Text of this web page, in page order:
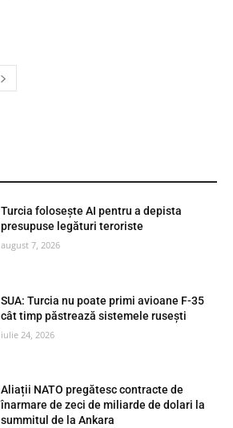
Turcia folosește AI pentru a depista
presupuse legături teroriste
august 7, 2026
SUA: Turcia nu poate primi avioane F-35
cât timp păstrează sistemele rusești
iulie 24, 2026
Aliații NATO pregătesc contracte de
înarmare de zeci de miliarde de dolari la
summitul de la Ankara